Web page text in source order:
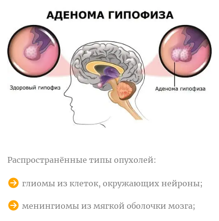
Распространённые типы опухолей:
глиомы из клеток, окружающих нейроны;
менингиомы из мягкой оболочки мозга;